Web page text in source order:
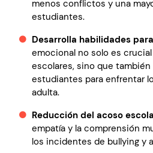
menos conflictos y una
estudiantes.
Desarrolla habilidades
emocional no solo es
escolares, sino que también
estudiantes para enfrentar
adulta.
Reducción del acoso
empatía y la comprensión
los incidentes de bullying y